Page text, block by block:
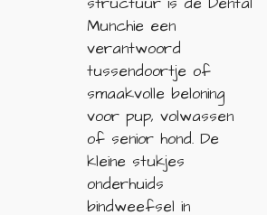
Munchie een
verantwoord
tussendoortje of
smaakvolle beloning
voor pup, volwassen
of senior hond. De
kleine stukjes
onderhuids
bindweefsel in